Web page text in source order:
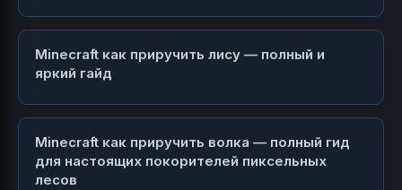
Minecraft как приручить лису — полный и
яркий гайд
Minecraft как приручить волка — полный гид
для настоящих покорителей пиксельных
лесов